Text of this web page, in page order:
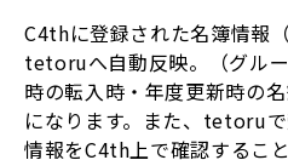
C4thに登録された名簿情報
tetoruへ自動反映。（グル
時の転入時・年度更新時の
になります。また、tetoru
情報をC4th上で確認するこ